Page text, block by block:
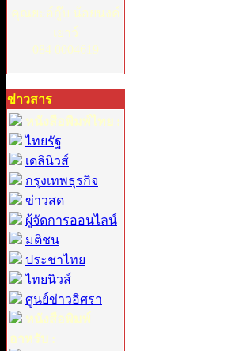
คุณยะอ์กู๊บ น้อยนงค์
เยาว์
084 0004619
ข่าวสาร
หนังสือพิมพ์ไทย :
ไทยรัฐ
เดลินิวส์
กรุงเทพธุรกิจ
ข่าวสด
ผู้จัดการออนไลน์
มติชน
ประชาไทย
ไทยนิวส์
ศูนย์ข่าวอิศรา
หนังสือพิมพ์
อาหรับ :